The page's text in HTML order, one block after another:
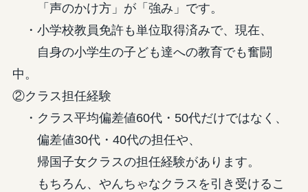
「声のかけ方」が「強み」です。
・小学校教員免許も単位取得済みで、現在、
自身の小学生の子ども達への教育でも奮闘
中。
②クラス担任経験
・クラス平均偏差値60代・50代だけではなく、
偏差値30代・40代の担任や、
帰国子女クラスの担任経験があります。
もちろん、やんちゃなクラスを引き受けるこ